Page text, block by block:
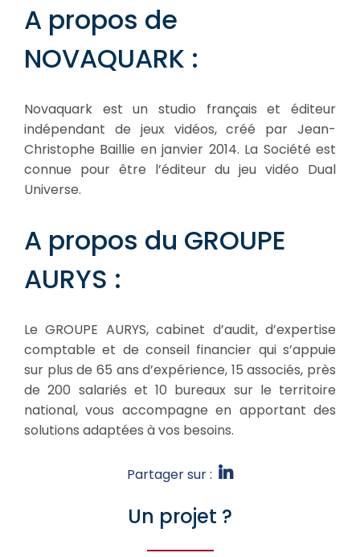
A propos de
NOVAQUARK :
Novaquark est un studio français et éditeur
indépendant de jeux vidéos, créé par Jean-
Christophe Baillie en janvier 2014. La Société est
connue pour être l’éditeur du jeu vidéo Dual
Universe.
A propos du GROUPE
AURYS :
Le GROUPE AURYS, cabinet d’audit, d’expertise
comptable et de conseil financier qui s’appuie
sur plus de 65 ans d’expérience, 15 associés, près
de 200 salariés et 10 bureaux sur le territoire
national, vous accompagne en apportant des
solutions adaptées à vos besoins.
Partager sur :
Un projet ?